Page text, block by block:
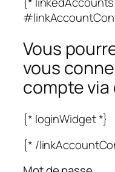
Vous
vous
compte
{* loginWidget *}
{* /